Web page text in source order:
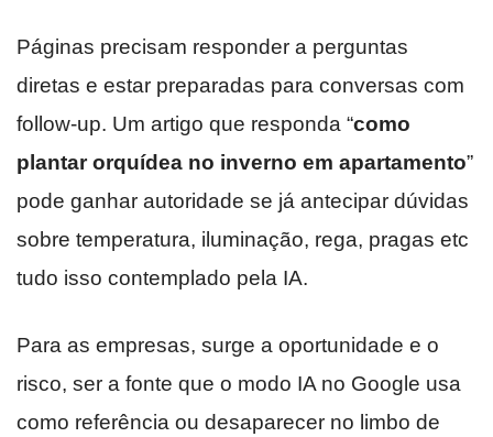
Páginas precisam responder a perguntas
diretas e estar preparadas para conversas com
follow‑up. Um artigo que responda “como
plantar orquídea no inverno em apartamento”
pode ganhar autoridade se já antecipar dúvidas
sobre temperatura, iluminação, rega, pragas etc
tudo isso contemplado pela IA.
Para as empresas, surge a oportunidade e o
risco, ser a fonte que o modo IA no Google usa
como referência ou desaparecer no limbo de